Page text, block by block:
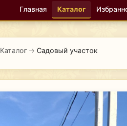
Главная Каталог
Каталог → Садовый участок